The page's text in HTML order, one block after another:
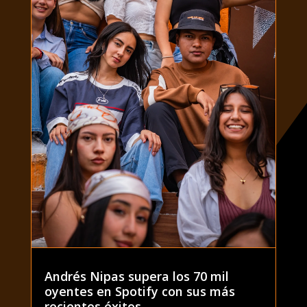
Andrés Nipas supera los 70 mil
oyentes en Spotify con sus más